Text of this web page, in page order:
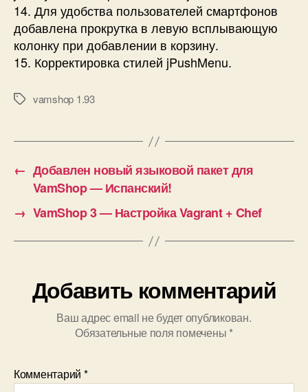
14. Для удобства пользователей смартфонов
добавлена прокрутка в левую всплывающую
колонку при добавлении в корзину.
15. Корректировка стилей jPushMenu.
Меткиvamshop 1.93
← Добавлен новый языковой пакет для
VamShop — Испанский!
→ VamShop 3 — Настройка Vagrant + Chef
Добавить комментарий
Ваш адрес email не будет опубликован.
Обязательные поля помечены *
Комментарий *